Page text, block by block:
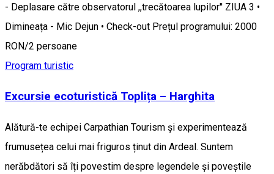
- Deplasare către observatorul ,,trecătoarea lupilor'' ZIUA 3 •
Dimineața - Mic Dejun • Check-out Prețul programului: 2000
RON/2 persoane
Program turistic
Excursie ecoturistică Toplița – Harghita
Alătură-te echipei Carpathian Tourism și experimentează
frumusețea celui mai friguros ținut din Ardeal. Suntem
nerăbdători să îți povestim despre legendele și poveștile